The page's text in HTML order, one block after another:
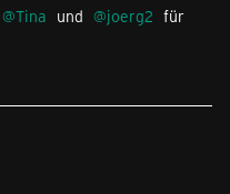
Tina und joerg2 für